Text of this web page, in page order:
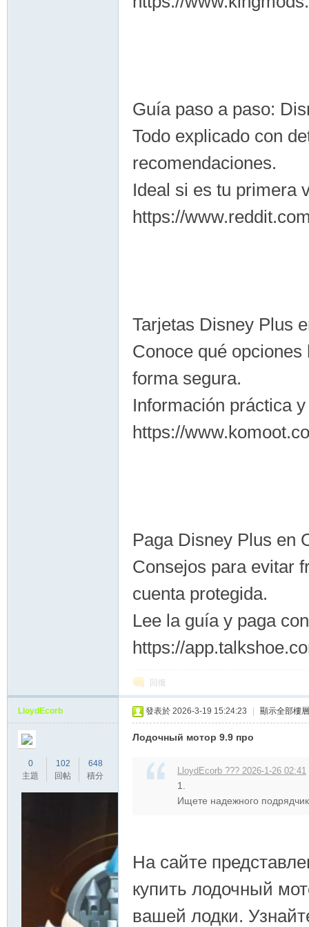
Guía paso a paso:
Todo explicado con
recomendaciones.
Ideal si es tu primera
https://
Tarjetas Disney Plus
Conoce qué
forma segura.
Información práctica
https://
Paga Disney Plus en
Consejos para evitar
cuenta protegida.
Lee la guía y paga
https://
回復
LloydEcorb
0
主題
102
回帖
648
積分
發表於 2026-3-19 15:24:23 顯示全部樓層
Лодочный мотор 9.9 про
LloydEcorb ??? 2026-1-26 02:41
1.
Ищете надежного
На сайте
купить лодочный
вашей лодки.